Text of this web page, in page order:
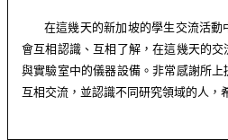
在這幾天的新加坡的學生交流活
會互相認識、互相了解，在這幾天的
與實驗室中的儀器設備。非常感謝所
互相交流，並認識不同研究領域的人